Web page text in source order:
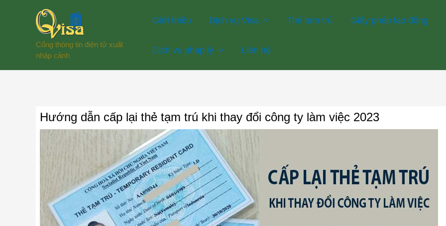
Cổng thông tin điện tử xuất
nhập cảnh
Giới thiệu Dịch vụ Visa Thẻ tạm trú Giấy phép lao động
Dịch vụ pháp lý Liên hệ
Hướng dẫn cấp lại thẻ tạm trú khi thay đổi công ty làm việc 2023